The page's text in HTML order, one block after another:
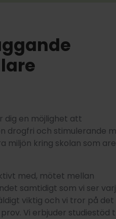
dig en möjlighet att
drogfri och stimulerande
miljön kring skolan som
med, mötet mellan
samtidigt som vi ser
viktig och vi tror på det
Vi erbjuder studiestöd